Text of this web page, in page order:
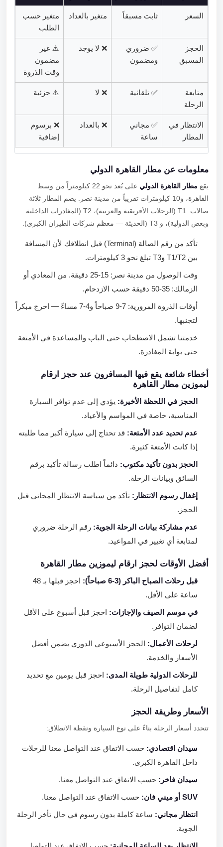
السعر ثابت مسبقاً متغير بالعداد
متغير حسب
الطلب
الحجز
المسبق
✅ ضروري
ومضمون
❌ لا يوجد
⚠️ غير
مضمون
وقت الذروة
متابعة
الرحلة
✅ تلقائية ❌ لا ⚠️ جزئية
الانتظار في
المطار
✅ مجاني
ساعة
❌ بالعداد
❌ برسوم
إضافية
معلومات عن مطار القاهرة الدولي
يقعمطار القاهرة الدولي
على بُعد نحو 22 كيلومتراً من وسط
القاهرة، و10 كيلومترات تقريباً من مدينة نصر. يضم المطار ثلاثة
صالات: T1 (الرحلات الأفريقية والعربية)، T2 (المغادرات الداخلية
وبعض الدولية)، و T3 (الحديثة — معظم شركات الطيران الكبرى).
تأكد من رقم الصالة (Terminal) قبل انطلاقك لأن المسافة
بين T1/T2 وT3 تبلغ نحو 3 كيلومترات.
وقت الوصول من مدينة نصر: 15-25 دقيقة. من المعادي أو
الزمالك: 35-50 دقيقة حسب الازدحام.
أوقات الذروة المرورية: 7-9 صباحاً و4-7 مساءً — اخرج مبكراً
لتجنبها.
خدمتنا تشمل الاصطحاب حتى الباب والمساعدة في الأمتعة
حتى بوابة المغادرة.
أخطاء شائعة يقع فيها المسافرون عند حجز ارقام
ليموزين مطار القاهرة
الحجز في اللحظة الأخيرة:يؤدي إلى عدم توافر السيارة
المناسبة، خاصة في المواسم والأعياد.
عدم تحديد عدد الأمتعة:قد تحتاج إلى سيارة أكبر مما طلبته
إذا كانت الأمتعة كثيرة.
الحجز بدون تأكيد مكتوب:دائماً اطلب رسالة تأكيد برقم
السائق وبيانات الرحلة.
إغفال رسوم الانتظار:تأكد من سياسة الانتظار المجاني قبل
الحجز.
عدم مشاركة بيانات الرحلة الجوية:رقم الرحلة ضروري
لمتابعة أي تغيير في المواعيد.
أفضل الأوقات لحجز ارقام ليموزين مطار القاهرة
قبل رحلات الصباح الباكر (3-6 صباحاً):
احجز قبلها بـ 48
ساعة على الأقل.
في موسم الصيف والإجازات:احجز قبل أسبوع على الأقل
لضمان التوافر.
لرحلات الأعمال:الحجز الأسبوعي الدوري يضمن أفضل
الأسعار والخدمة.
للرحلات الدولية طويلة المدى:احجز قبل يومين مع تحديد
كامل لتفاصيل الرحلة.
الأسعار وطريقة الحجز
تتحدد أسعار الرحلة بناءً على نوع السيارة ونقطة الانطلاق:
سيدان اقتصادي:حسب الاتفاق عند التواصل معنا للرحلات
داخل القاهرة الكبرى.
سيدان فاخر:حسب الاتفاق عند التواصل معنا.
SUV أو ميني فان: حسب الاتفاق عند التواصل معنا.
انتظار مجاني:ساعة كاملة بدون رسوم في حال تأخر الرحلة
الجوية.